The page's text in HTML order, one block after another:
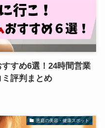
すめ6選！24時間営業
評判まとめ
恵庭の美容・健康スポット